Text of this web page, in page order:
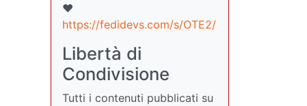
❤️
https://fedidevs.com/s/OTE2/
Libertà di
Condivisione
Tutti i contenuti pubblicati su